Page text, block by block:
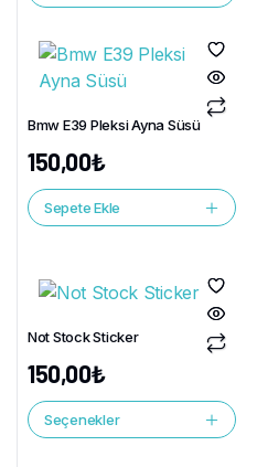
Bmw E39 Pleksi Ayna Süsü
150,00₺
Sepete Ekle
Not Stock Sticker
150,00₺
Seçenekler